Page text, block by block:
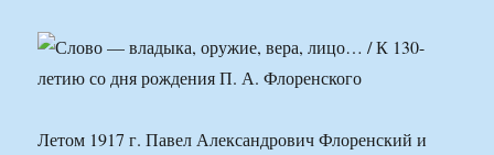
Летом 1917 г. Павел Александрович Флоренский и